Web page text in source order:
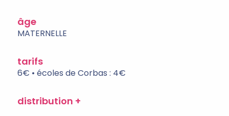
âge
MATERNELLE
tarifs
6€ • écoles de Corbas : 4€
distribution